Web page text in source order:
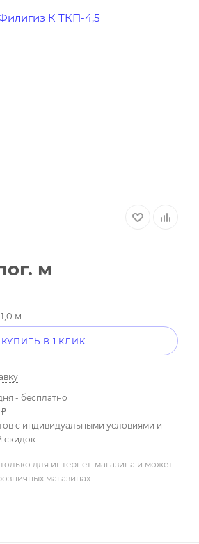
м
м
КУПИТЬ В 1 КЛИК
- бесплатно
с индивидуальными условиями и
скидок
для интернет-магазина и может
магазинах